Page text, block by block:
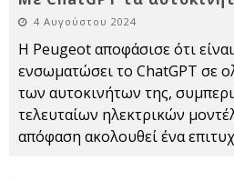
4 Αυγούστου 2024
Η Peugeot αποφάσισε ότι
ενσωματώσει το ChatGPT σε
των αυτοκινήτων της,
τελευταίων ηλεκτρικών
απόφαση ακολουθεί ένα